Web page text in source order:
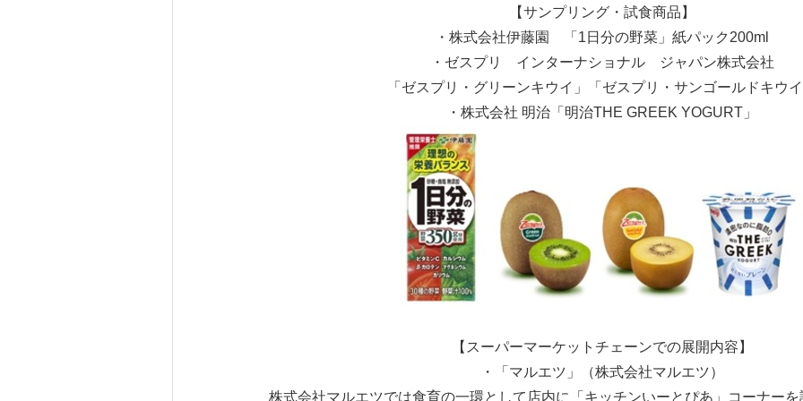
【サンプリング・試食商品】
・株式会社伊藤園 「1日分の野菜」紙パック200ml
・ゼスプリ インターナショナル ジャパン株式会社
「ゼスプリ・グリーンキウイ」「ゼスプリ・サンゴールドキウイ
・株式会社 明治「明治THE GREEK YOGURT」
【スーパーマーケットチェーンでの展開内容】
・「マルエツ」（株式会社マルエツ）
株式会社マルエツでは食育の一環として店内に「キッチンいーとぴあ」コーナーを